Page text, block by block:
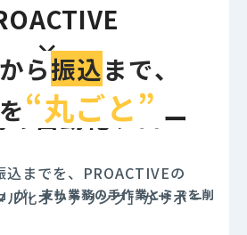
から振込まで、
“丸ごと”
が、支払業務の手作業とミスを削
×
リングによる
自動化フロー
込までを、PROACTIVEの
ル化オファリング」がサポー